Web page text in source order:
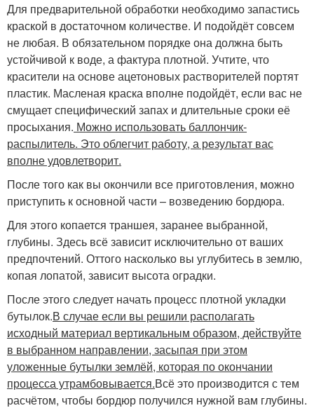
Для предварительной обработки необходимо запастись
краской в достаточном количестве. И подойдёт совсем
не любая. В обязательном порядке она должна быть
устойчивой к воде, а фактура плотной. Учтите, что
красители на основе ацетоновых растворителей портят
пластик. Масленая краска вполне подойдёт, если вас не
смущает специфический запах и длительные сроки её
просыхания. Можно использовать баллончик-
распылитель. Это облегчит работу, а результат вас
вполне удовлетворит.
После того как вы окончили все приготовления, можно
приступить к основной части – возведению бордюра.
Для этого копается траншея, заранее выбранной,
глубины. Здесь всё зависит исключительно от ваших
предпочтений. Оттого насколько вы углубитесь в землю,
копая лопатой, зависит высота оградки.
После этого следует начать процесс плотной укладки
бутылок.В случае если вы решили располагать
исходный материал вертикальным образом, действуйте
в выбранном направлении, засыпая при этом
уложенные бутылки землёй, которая по окончании
процесса утрамбовывается.Всё это производится с тем
расчётом, чтобы бордюр получился нужной вам глубины.